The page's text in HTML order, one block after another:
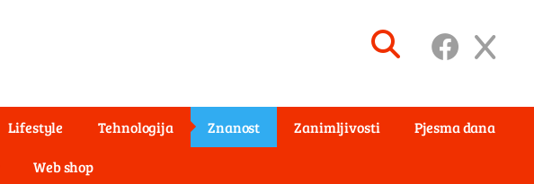
Lifestyle Tehnologija Znanost Zanimljivosti Pjesma dana
Web shop